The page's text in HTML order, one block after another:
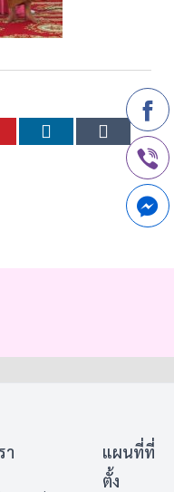
PinterestLinkedIn
า
แผนที่ที่
ตั้ง